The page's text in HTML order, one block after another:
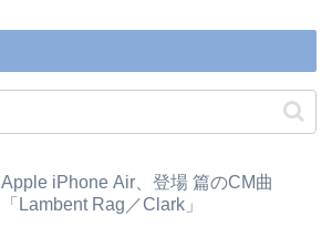
Apple iPhone Air、登場 篇のCM曲
「Lambent Rag／Clark」